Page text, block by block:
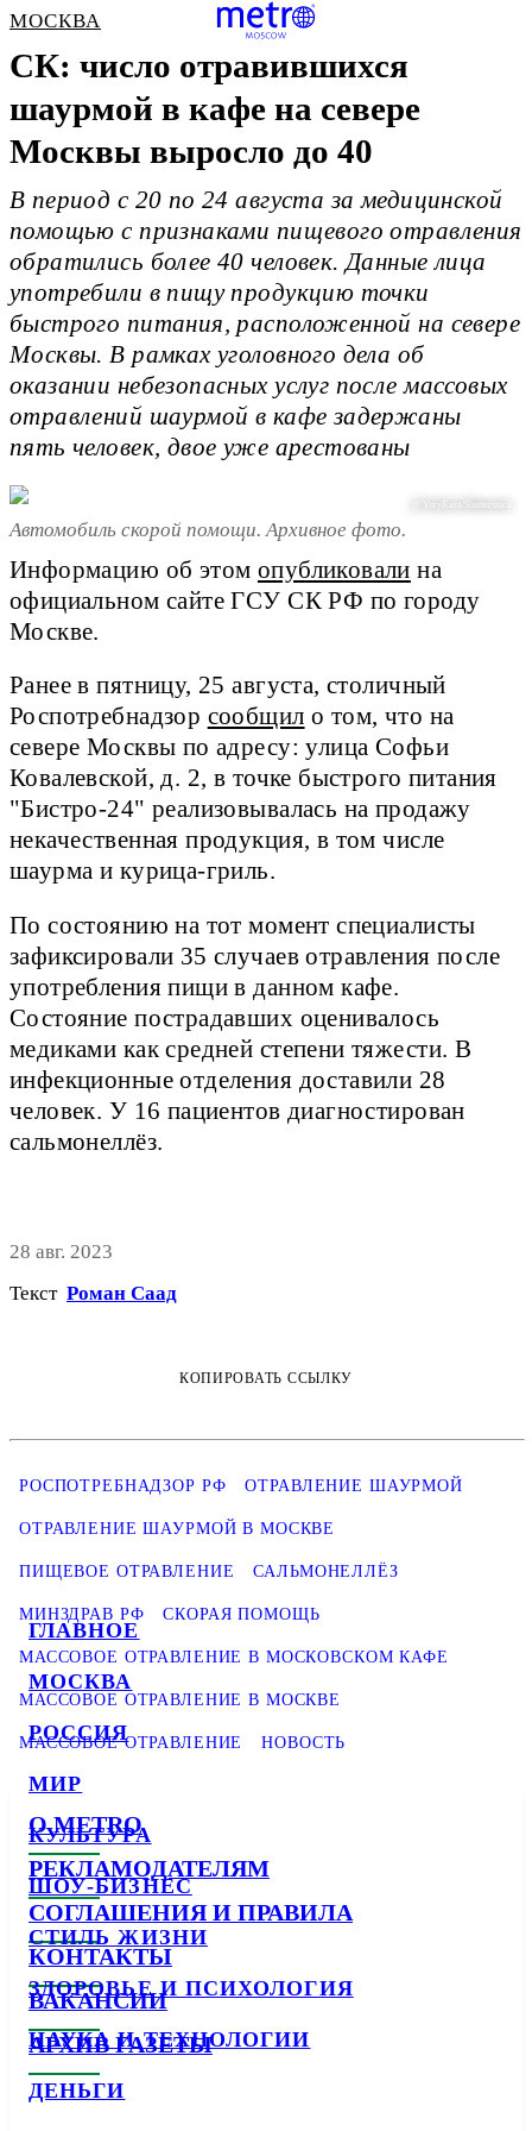
ГЛАВНОЕ
МОСКВА
РОССИЯ
МИР
КУЛЬТУРА
ШОУ-БИЗНЕС
СТИЛЬ ЖИЗНИ
ЗДОРОВЬЕ И ПСИХОЛОГИЯ
НАУКА И ТЕХНОЛОГИИ
ДЕНЬГИ
МОСКВА
СК: число отравившихся
шаурмой в кафе на севере
Москвы выросло до 40
В период с 20 по 24 августа за медицинской
помощью с признаками пищевого отравления
обратились более 40 человек. Данные лица
употребили в пищу продукцию точки
быстрого питания, расположенной на севере
Москвы. В рамках уголовного дела об
оказании небезопасных услуг после массовых
отравлений шаурмой в кафе задержаны
пять человек, двое уже арестованы
@ YuryKara/Shutterstock
Автомобиль скорой помощи. Архивное фото.
Информацию об этом опубликовали на
официальном сайте ГСУ СК РФ по городу
Москве.
Ранее в пятницу, 25 августа, столичный
Роспотребнадзор сообщил о том, что на
севере Москвы по адресу: улица Софьи
Ковалевской, д. 2, в точке быстрого питания
"Бистро-24" реализовывалась на продажу
некачественная продукция, в том числе
шаурма и курица-гриль.
По состоянию на тот момент специалисты
зафиксировали 35 случаев отравления после
употребления пищи в данном кафе.
Состояние пострадавших оценивалось
медиками как средней степени тяжести. В
инфекционные отделения доставили 28
человек. У 16 пациентов диагностирован
сальмонеллёз.
28 авг. 2023
Текст Роман Саад
КОПИРОВАТЬ ССЫЛКУ
РОСПОТРЕБНАДЗОР РФ ОТРАВЛЕНИЕ ШАУРМОЙ
ОТРАВЛЕНИЕ ШАУРМОЙ В МОСКВЕ
ПИЩЕВОЕ ОТРАВЛЕНИЕ САЛЬМОНЕЛЛЁЗ
МИНЗДРАВ РФ СКОРАЯ ПОМОЩЬ
МАССОВОЕ ОТРАВЛЕНИЕ В МОСКОВСКОМ КАФЕ
МАССОВОЕ ОТРАВЛЕНИЕ В МОСКВЕ
МАССОВОЕ ОТРАВЛЕНИЕ НОВОСТЬ
О METRO
РЕКЛАМОДАТЕЛЯМ
СОГЛАШЕНИЯ И ПРАВИЛА
КОНТАКТЫ
ВАКАНСИИ
АРХИВ ГАЗЕТЫ